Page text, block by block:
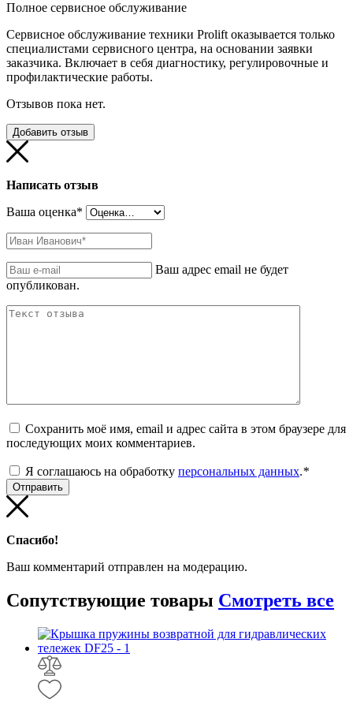
Полное сервисное обслуживание
Сервисное обслуживание техники Prolift оказывается только
специалистами сервисного центра, на основании заявки
заказчика. Включает в себя диагностику, регулировочные и
профилактические работы.
Отзывов пока нет.
Добавить отзыв
Написать отзыв
Ваша оценка*
Ваш адрес email не будет
опубликован.
Сохранить моё имя, email и адрес сайта в этом браузере для
последующих моих комментариев.
Я соглашаюсь на обработку персональных данных.*
Спасибо!
Ваш комментарий отправлен на модерацию.
Сопутствующие товары Смотреть все